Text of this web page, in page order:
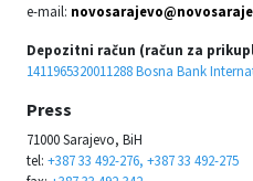
e-mail:
Depozitni račun (račun za
1411965320011288 Bosna Bank
Press
71000 Sarajevo, BiH
tel: +387 33 492-276, +387 33 492-275